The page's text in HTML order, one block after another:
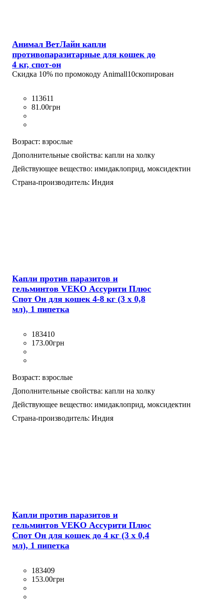
Анимал ВетЛайн капли
противопаразитарные для кошек до
4 кг, спот-он
Скидка 10% по промокоду Animall10скопирован
113611
81 .00грн
Возраст: взрослые
Дополнительные свойства: капли на холку
Действующее вещество: имидаклоприд, моксидектин
Страна-производитель: Индия
Капли против паразитов и
гельминтов VEKO Ассурити Плюс
Спот Он для кошек 4-8 кг (3 х 0,8
мл), 1 пипетка
183410
173.00грн
Возраст: взрослые
Дополнительные свойства: капли на холку
Действующее вещество: имидаклоприд, моксидектин
Страна-производитель: Индия
Капли против паразитов и
гельминтов VEKO Ассурити Плюс
Спот Он для кошек до 4 кг (3 х 0,4
мл), 1 пипетка
183409
153.00грн